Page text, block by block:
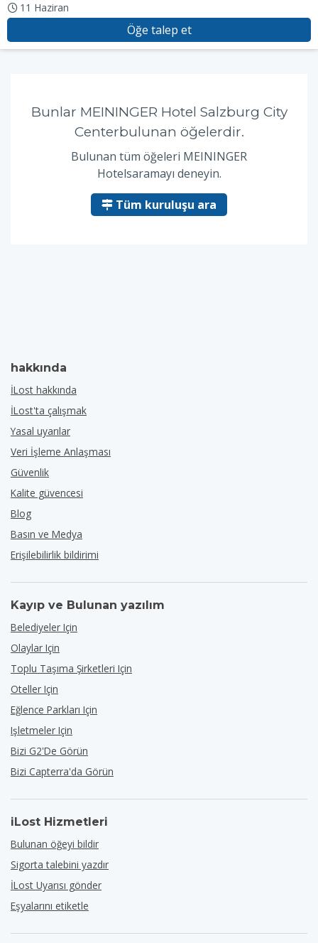
11 Haziran
Öğe talep et
Bunlar MEININGER Hotel Salzburg City
Centerbulunan öğelerdir.
Bulunan tüm öğeleri MEININGER
Hotelsaramayı deneyin.
Tüm kuruluşu ara
hakkında
İLost hakkında
İLost'ta çalışmak
Yasal uyarılar
Veri İşleme Anlaşması
Güvenlik
Kalite güvencesi
Blog
Basın ve Medya
Erişilebilirlik bildirimi
Kayıp ve Bulunan yazılım
Belediyeler Için
Olaylar Için
Toplu Taşıma Şirketleri Için
Oteller Için
Eğlence Parkları Için
Işletmeler Için
Bizi G2'de Görün
Bizi Capterra'da Görün
iLost Hizmetleri
Bulunan öğeyi bildir
Sigorta talebini yazdır
İLost Uyarısı gönder
Eşyalarını etiketle